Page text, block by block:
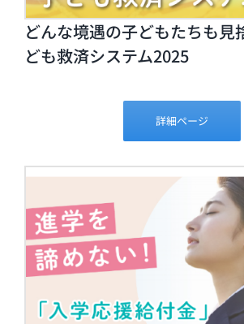
どんな境遇の子どもたちも見
ども救済システム2025
詳細ページ